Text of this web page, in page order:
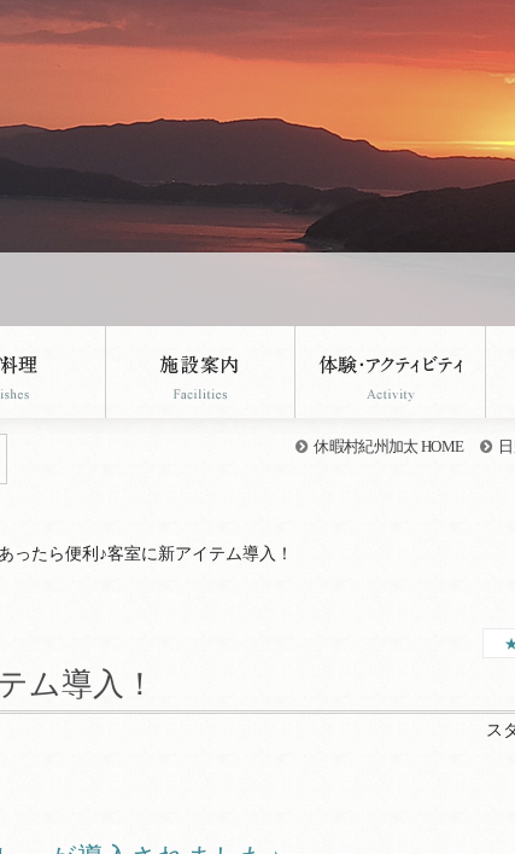
休暇村紀州加太 HOME
ったら便利♪客室に新アイテム導入！
ム導入！
ス